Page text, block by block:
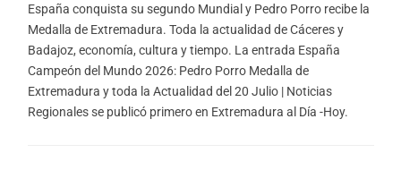
España conquista su segundo Mundial y Pedro Porro recibe la
Medalla de Extremadura. Toda la actualidad de Cáceres y
Badajoz, economía, cultura y tiempo. La entrada España
Campeón del Mundo 2026: Pedro Porro Medalla de
Extremadura y toda la Actualidad del 20 Julio | Noticias
Regionales se publicó primero en Extremadura al Día -Hoy.